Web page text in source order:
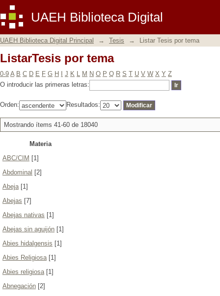
UAEH Biblioteca Digital
ListarTesis por tema
UAEH Biblioteca Digital Principal → Tesis → Listar Tesis por tema
ListarTesis por tema
0-9 A B C D E F G H J K L M N O P Q R S T U V W X Y Z
O introducir las primeras letras:
Orden: Resultados:
Mostrando ítems 41-60 de 18040
Materia
ABC/CIM [1]
Abdominal [2]
Abeja[1]
Abejas [7]
Abejas nativas [1]
Abejas sin aguijón [1]
Abies hidalgensis [1]
Abies Religiosa[1]
Abies religiosa[1]
Abnegación [2]